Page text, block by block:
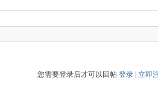
您需要登录后才可以回帖 登录 立即